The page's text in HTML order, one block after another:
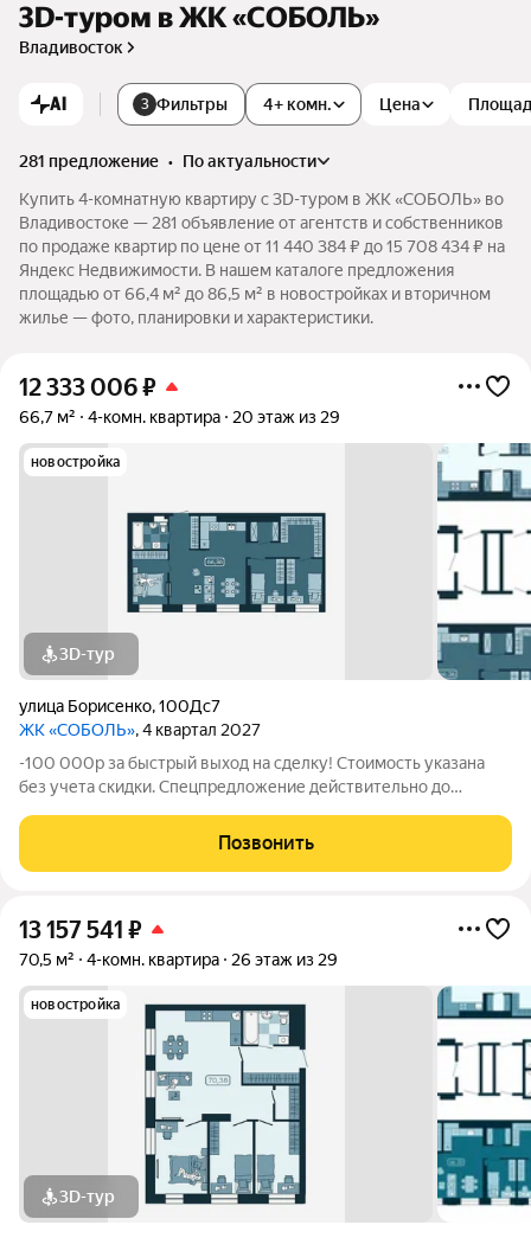
3D-туром в ЖК «СОБОЛЬ»
Владивосток
AI 3 Фильтры 4+ комн. Цена
281 предложение •
по актуальности
Купить 4-комнатную квартиру c 3D-туром в ЖК «СОБОЛЬ» во
Владивостоке — 281 объявление от агентств и собственников
по продаже квартир по цене от 11 440 384 ₽ до 15 708 434 ₽ на
Яндекс Недвижимости. В нашем каталоге предложения
площадью от 66,4 м² до 86,5 м² в новостройках и вторичном
жилье — фото, планировки и характеристики.
12 333 006₽
66,7 м² 4-комн. квартира 20 этаж из 29
новостройка
3D-тур
улица Борисенко,100Дс7
ЖК «СОБОЛЬ», 4 квартал 2027
-100 000р за быстрый выход на сделку! Стоимость указана
без учета скидки. Спецпредложение действительно до
пришлем вам ссылку на 3D аэротур по ЖК "Соболь" Квартира
№217 на 20 этаже Отделка:
Позвонить
13 157 541 ₽
70,5 м² 4-комн. квартира 26 этаж из 29
новостройка
3D-тур